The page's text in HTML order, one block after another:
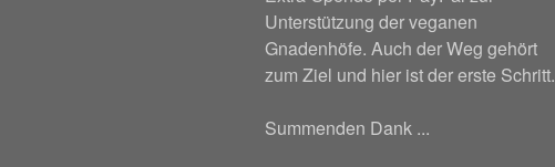
Unterstützung der veganen
Gnadenhöfe. Auch der Weg gehört
zum Ziel und hier ist der erste Schritt.
Summenden Dank ...